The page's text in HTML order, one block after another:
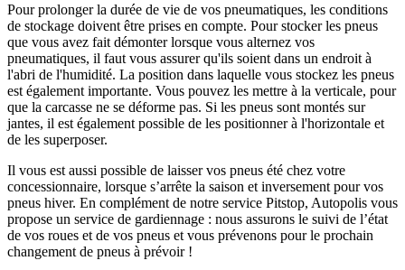
Pour prolonger la durée de vie de vos pneumatiques, les conditions
de stockage doivent être prises en compte. Pour stocker les pneus
que vous avez fait démonter lorsque vous alternez vos
pneumatiques, il faut vous assurer qu'ils soient dans un endroit à
l'abri de l'humidité. La position dans laquelle vous stockez les pneus
est également importante. Vous pouvez les mettre à la verticale, pour
que la carcasse ne se déforme pas. Si les pneus sont montés sur
jantes, il est également possible de les positionner à l'horizontale et
de les superposer.
Il vous est aussi possible de laisser vos pneus été chez votre
concessionnaire, lorsque s’arrête la saison et inversement pour vos
pneus hiver. En complément de notre service Pitstop, Autopolis vous
propose un service de gardiennage : nous assurons le suivi de l’état
de vos roues et de vos pneus et vous prévenons pour le prochain
changement de pneus à prévoir !